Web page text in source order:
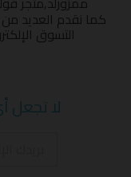
كما نقدم العديد
التسوق
لا